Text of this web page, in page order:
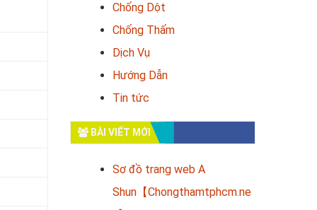
Chống Dột
Chống Thấm
Dịch Vụ
Hướng Dẫn
Tin tức
BÀI VIẾT MỚI
Sơ đồ trang web A
Shun【Chongthamtphcm.ne